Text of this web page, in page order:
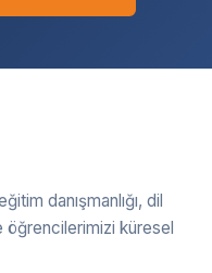
danışmanlığı, dil
öğrencilerimizi küresel